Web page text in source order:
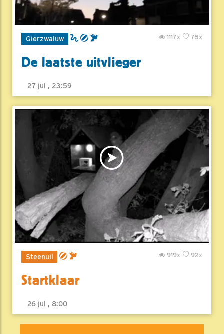
Gierzwaluw 78x
1117x
De laatste uitvlieger
27 jul , 23:59
Steenuil 92x
919x
Startklaar
26 jul , 8:00